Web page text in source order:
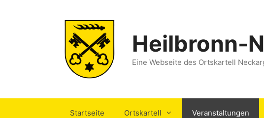
Heilbronn-
Eine Webseite des Ortskartell
Startseite Ortskartell Veranstaltungen